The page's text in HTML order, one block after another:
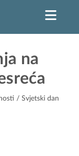
na
/ Svjetski dan